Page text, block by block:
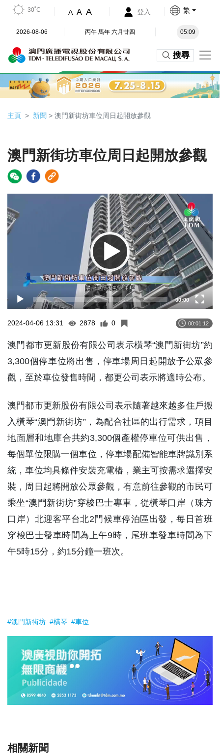
30˚C A A A 登入 繁
2026-08-06 丙午 馬年 六月廿四 05:09
搜尋
主頁 新聞 > 澳門新街坊車位周日起開放參觀
澳門新街坊車位周日起開放參觀
Player
00:00
2024-04-06 13:31 2878 0 00:01:12
澳門都市更新股份有限公司表示橫琴“澳門新街坊”約
3,300個停車位將出售，停車場周日起開放予公眾參
觀，至於車位發售時間，都更公司表示將適時公布。
澳門都市更新股份有限公司表示隨著越來越多住戶搬
入橫琴“澳門新街坊”，為配合社區的出行需求，項目
地面層和地庫合共約3,300個產權停車位可供出售，
每個單位限購一個車位，停車場配備智能車牌識別系
統，車位均具條件安裝充電樁，業主可按需求選擇安
裝，周日起將開放公眾參觀，有意前往參觀的市民可
乘坐“澳門新街坊”穿梭巴士專車，從橫琴口岸（珠方
口岸）北迎客平台北2門候車停泊區出發，每日首班
穿梭巴士發車時間為上午9時，尾班車發車時間為下
午5時15分，約15分鐘一班次。
#澳門新街坊 #橫琴 #車位
相關新聞